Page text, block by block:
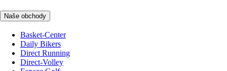
Naše obchody
Basket-Center
Daily Bikers
Direct Running
Direct-Volley